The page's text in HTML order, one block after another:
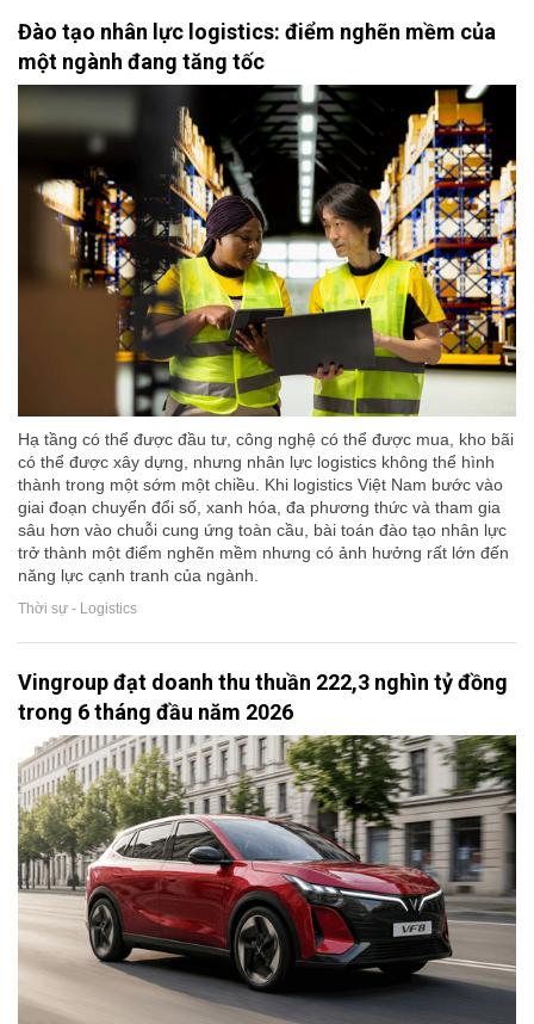
Đào tạo nhân lực logistics: điểm nghẽn mềm của
một ngành đang tăng tốc
Hạ tầng có thể được đầu tư, công nghệ có thể được mua, kho bãi
có thể được xây dựng, nhưng nhân lực logistics không thể hình
thành trong một sớm một chiều. Khi logistics Việt Nam bước vào
giai đoạn chuyển đổi số, xanh hóa, đa phương thức và tham gia
sâu hơn vào chuỗi cung ứng toàn cầu, bài toán đào tạo nhân lực
trở thành một điểm nghẽn mềm nhưng có ảnh hưởng rất lớn đến
năng lực cạnh tranh của ngành.
Thời sự - Logistics
Vingroup đạt doanh thu thuần 222,3 nghìn tỷ đồng
trong 6 tháng đầu năm 2026